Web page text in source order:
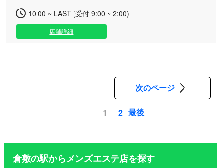
10:00 ~ LAST (受付 9:00 ~ 2:00)
店舗詳細
ジ
1 2
次のページ
最後
倉敷の駅からメンズエステ店を探す